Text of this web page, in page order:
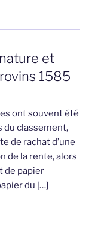
et
1585
ont souvent été
du classement,
de rachat d’une
de la rente, alors
de papier
du […]